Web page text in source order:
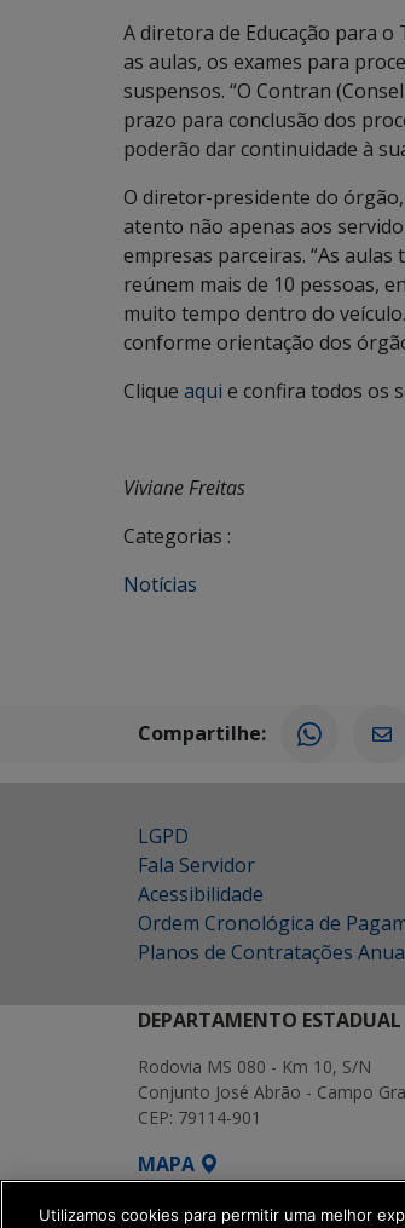
A diretora de Educação para
as aulas, os exames para
suspensos. “O Contran
prazo para conclusão dos
poderão dar continuidade à
O diretor-presidente do
atento não apenas aos
empresas parceiras. “As
reúnem mais de 10 pessoas,
muito tempo dentro do
conforme orientação dos
Clique aqui e confira todos os
Viviane Freitas
Categorias :
Notícias
Compartilhe:
LGPD
Fala Servidor
Acessibilidade
Ordem Cronológica de
Planos de Contratações
DEPARTAMENTO
Rodovia MS 080 - Km 10, S/N
Conjunto José Abrão - Campo
CEP: 79114-901
MAPA
SETDIG | Secretaria-
Utilizamos cookies para permitir uma melhor